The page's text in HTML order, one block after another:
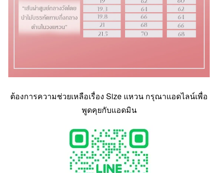
ต้องการความช่วยเหลือเรื่อง Size แหวน กรุณาแอดไลน์เพื่อ
พูดคุยกับแอดมิน